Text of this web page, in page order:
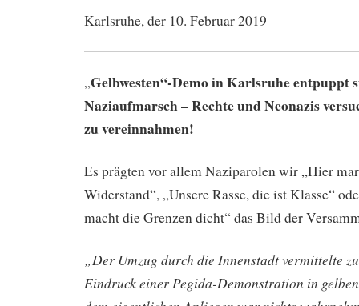
Karlsruhe, der 10. Februar 2019
„Gelbwesten“-Demo in Karlsruhe entpuppt
Naziaufmarsch – Rechte und Neonazis
zu vereinnahmen!
Es prägten vor allem Naziparolen wir „Hier
Widerstand“, „Unsere Rasse, die ist Klasse“
macht die Grenzen dicht“ das Bild der
„Der Umzug durch die Innenstadt vermittelte
Eindruck einer Pegida-Demonstration in